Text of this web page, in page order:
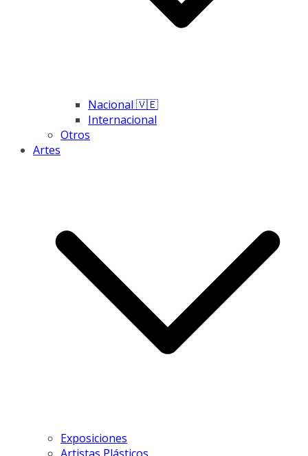
Nacional 🇻🇪
Internacional
Otros
Artes
Exposiciones